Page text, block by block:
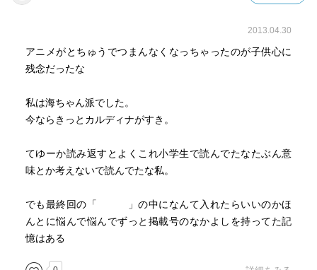
2013.04.30
アニメがとちゅうでつまんなくなっちゃったのが子供心に
残念だったな
私は海ちゃん派でした。
今ならきっとカルディナがすき。
てゆーか読み返すとよくこれ小学生で読んでたなたぶん意
味とか考えないで読んでたな私。
でも最終回の「 」の中になんて入れたらいいのかほ
んとに悩んで悩んでずっと掲載号のなかよしを持ってた記
憶はある